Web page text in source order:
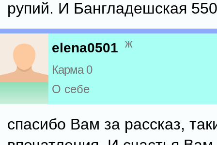
рупий. И Бангладешская
elena0501 ж
Карма 0
О себе
спасибо Вам за рассказ,